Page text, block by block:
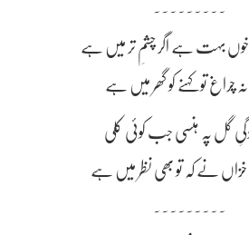
~~~~~~~~~
بہت ہے اگر چشمِ تر میں ہے
نہ چراغ تو کہنے کو گھر میں ہے
گل پہ ہنسی جب کوئی کلی
خزاں نے کہ تو بھی نظر میں ہے
~~~~~~~~~